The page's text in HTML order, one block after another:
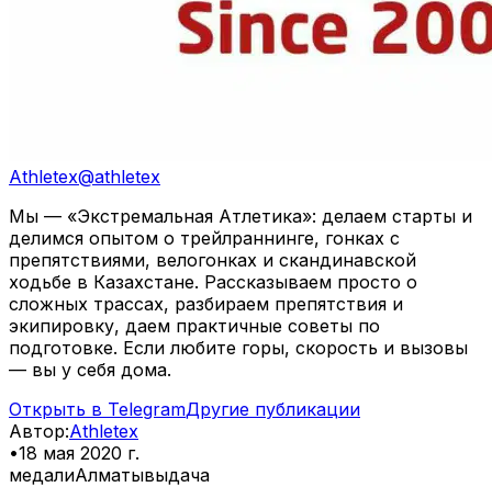
Athletex@athletex
Мы — «Экстремальная Атлетика»: делаем старты и
делимся опытом о трейлраннинге, гонках с
препятствиями, велогонках и скандинавской
ходьбе в Казахстане. Рассказываем просто о
сложных трассах, разбираем препятствия и
экипировку, даем практичные советы по
подготовке. Если любите горы, скорость и вызовы
— вы у себя дома.
Открыть в TelegramДругие публикации
Автор:Athletex
•18 мая 2020 г.
медалиАлматывыдача